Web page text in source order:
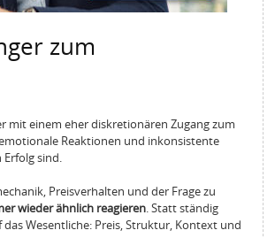
zum
mit einem eher diskretionären Zugang zum
Reaktionen und inkonsistente
sind.
Preisverhalten und der Frage zu
wieder ähnlich reagieren. Statt ständig
Wesentliche: Preis, Struktur, Kontext und